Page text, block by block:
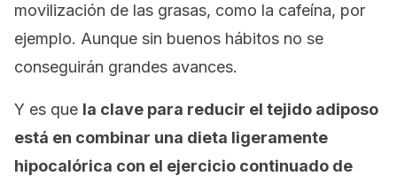
movilización de las grasas, como la cafeína, por
ejemplo. Aunque sin buenos hábitos no se
conseguirán grandes avances.
Y es que la clave para reducir el tejido adiposo
está en combinar una dieta ligeramente
hipocalórica con el ejercicio continuado de